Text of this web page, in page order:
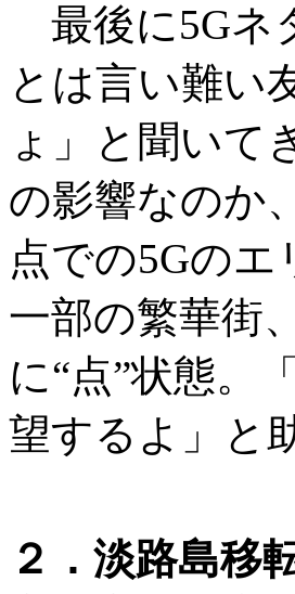
最後に5Gネ
とは言い難い
ょ」と聞いて
の影響なのか
点での5Gの
一部の繁華街
に“点”状態。
望するよ」と
２．淡路島移